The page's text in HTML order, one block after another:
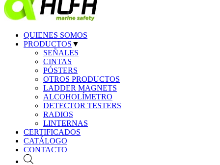
QUIENES SOMOS
PRODUCTOS ▼
SEÑALES
CINTAS
PÓSTERS
OTROS PRODUCTOS
LADDER MAGNETS
ALCOHOLÍMETRO
DETECTOR TESTERS
RADIOS
LINTERNAS
CERTIFICADOS
CATÁLOGO
CONTACTO